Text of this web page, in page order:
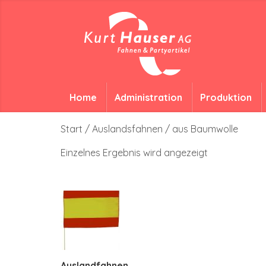
Home Administration Produktion
Start / Auslandsfahnen / aus Baumwolle
Einzelnes Ergebnis wird angezeigt